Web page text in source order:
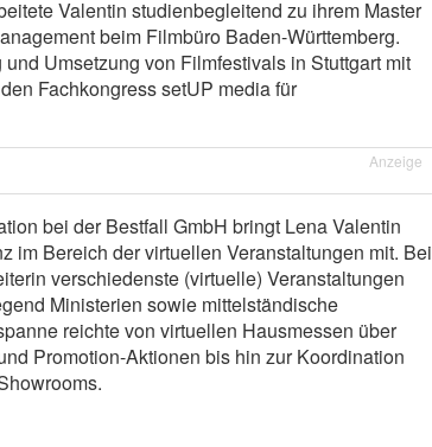
Valentin studienbegleitend zu ihrem Master
beim Filmbüro Baden-Württemberg.
Umsetzung von Filmfestivals in Stuttgart mit
Fachkongress setUP media für
Anzeige
bei der Bestfall GmbH bringt Lena Valentin
im Bereich der virtuellen Veranstaltungen mit. Bei
verschiedenste (virtuelle) Veranstaltungen
Ministerien sowie mittelständische
reichte von virtuellen Hausmessen über
Promotion-Aktionen bis hin zur Koordination